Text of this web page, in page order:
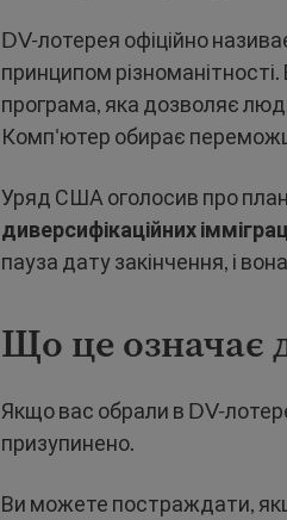
DV-лотерея офіційно
принципом
програма, яка дозволяє
Комп'ютер обирає
Уряд США оголосив про план
диверсифікаційних
пауза дату закінчення, і
Що це означає
Якщо вас обрали в DV-
призупинено.
Ви можете постраждати,